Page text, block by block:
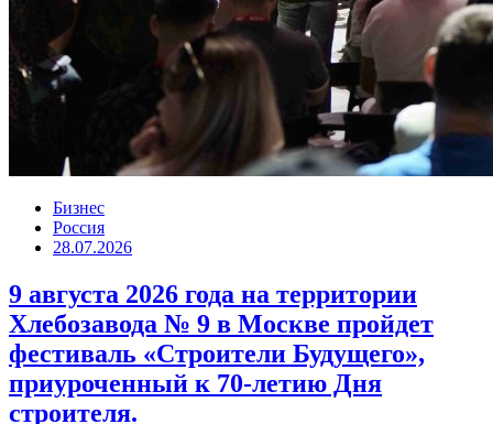
Бизнес
Россия
28.07.2026
9 августа 2026 года на территории
Хлебозавода № 9 в Москве пройдет
фестиваль «Строители Будущего»,
приуроченный к 70-летию Дня
строителя.